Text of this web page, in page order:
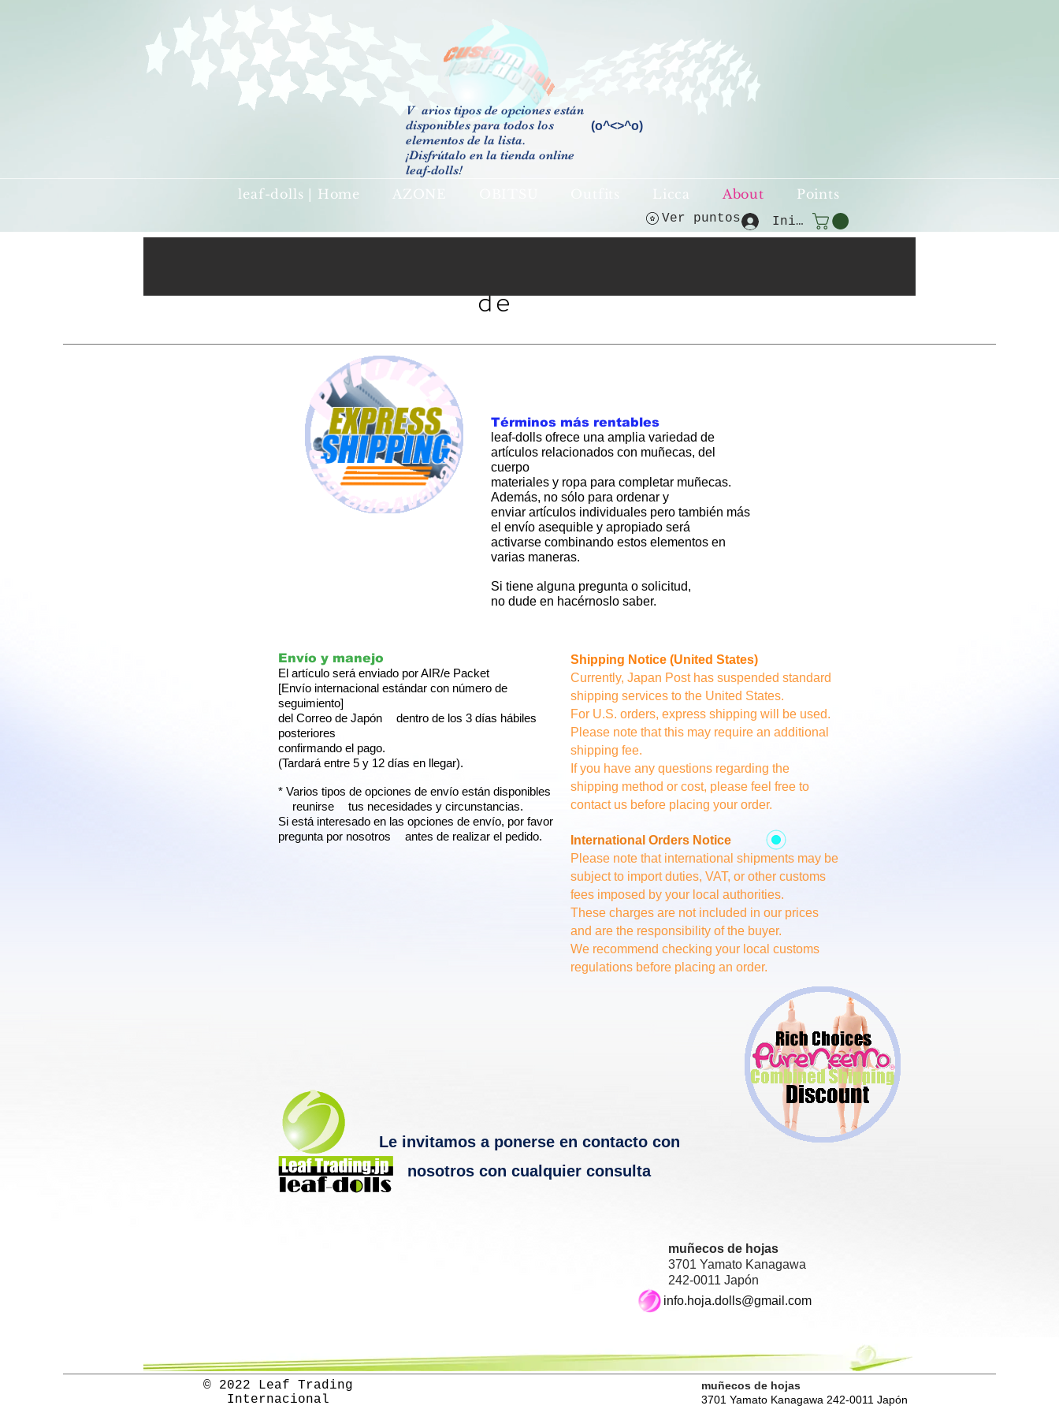
(o^<>^o)
V arios tipos de opciones están
disponibles para todos los
elementos de la lista.
¡Disfrútalo en la tienda online
leaf-dolls!
Ver puntos
leaf-dolls | Home AZONE Licca About Points
Iniciar sesión
de
Términos más rentables
leaf-dolls ofrece una amplia variedad de
artículos relacionados con muñecas, del
cuerpo
materiales y ropa para completar muñecas.
Además, no sólo para ordenar y
enviar artículos individuales pero también más
el envío asequible y apropiado será
activarse combinando estos elementos en
varias maneras.
Si tiene alguna pregunta o solicitud,
no dude en hacérnoslo saber.
Envío y manejo
El artículo será enviado por AIR/e Packet
[Envío internacional estándar con número de
seguimiento]
del Correo de Japón
dentro de los 3 días hábiles
posteriores
confirmando el pago.
(Tardará entre 5 y 12 días en llegar).
* Varios tipos de opciones de envío están disponibles
reunirse
tus necesidades y circunstancias.
Si está interesado en las opciones de envío, por favor
pregunta por nosotros
antes de realizar el pedido.
Shipping Notice (United States)
Currently, Japan Post has suspended standard
shipping services to the United States.
For U.S. orders, express shipping will be used.
Please note that this may require an additional
shipping fee.
If you have any questions regarding the
shipping method or cost, please feel free to
contact us before placing your order.
International Orders Notice
Please note that international shipments may be
subject to import duties, VAT, or other customs
fees imposed by your local authorities.
These charges are not included in our prices
and are the responsibility of the buyer.
We recommend checking your local customs
regulations before placing an order.
Le invitamos a ponerse en contacto con
nosotros con cualquier consulta
muñecos de hojas
3701 Yamato Kanagawa
242-0011 Japón
info.hoja.dolls@gmail.com
© 2022 Leaf Trading
Internacional
muñecos de hojas
3701 Yamato Kanagawa 242-0011 Japón